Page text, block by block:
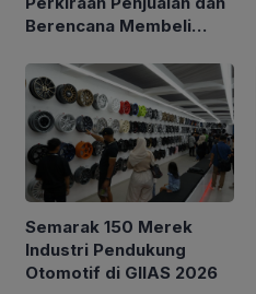
Berencana Membeli
$6 Miliar
Semarak 150 Merek
Industri Pendukung
Otomotif di GIIAS 2026